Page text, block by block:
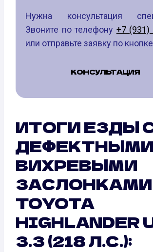
Нужна консультация
Звоните по телефону +7 (931)
или отправьте заявку по
КОНСУЛЬТАЦИЯ
ИТОГИ ЕЗДЫ
ДЕФЕКТНЫМИ
ВИХРЕВЫМИ
TOYOTA
HIGHLANDER
3.3 (218 Л.С.):